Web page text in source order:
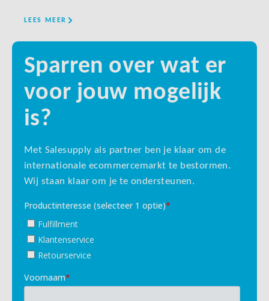
LEES MEER
Sparren over wat er
voor jouw mogelijk
is?
Met Salesupply als partner ben je klaar om de
internationale ecommercemarkt te bestormen.
Wij staan klaar om je te ondersteunen.